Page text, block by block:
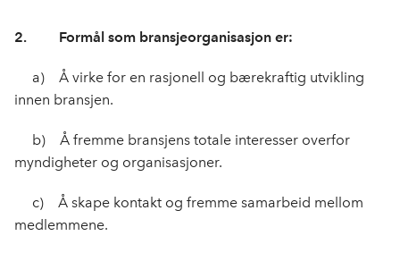
2. Formål som bransjeorganisasjon er:
a) Å virke for en rasjonell og bærekraftig utvikling
innen bransjen.
b) Å fremme bransjens totale interesser over­for
myndigheter og organisasjoner.
c) Å skape kontakt og fremme samarbeid mellom
medlemmene.